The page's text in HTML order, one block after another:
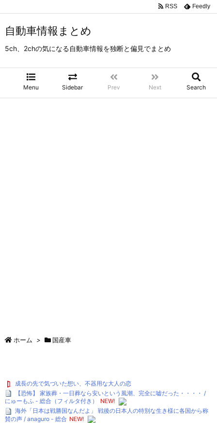
自動車情報まとめ
5ch、2chの気になる自動車情報を独断と偏見でまとめ
Menu Sidebar Prev Next Search
RSS Feedly
ホーム > 国産車
成長の先で気づいた想い、不器用な大人の恋
【恐怖】 家族葬・一日葬なら安いという風潮、完全に嘘だった・・・・ /
にゅーもふ - 総合（フィルタ付き）
NEW!
海外「日本は戦勝国なんだよ」 戦後の日本人の特別な生き様に各国から称
賛の声 / anaguro - 総合 NEW!